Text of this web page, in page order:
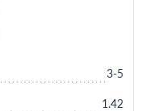
3-5
1.42